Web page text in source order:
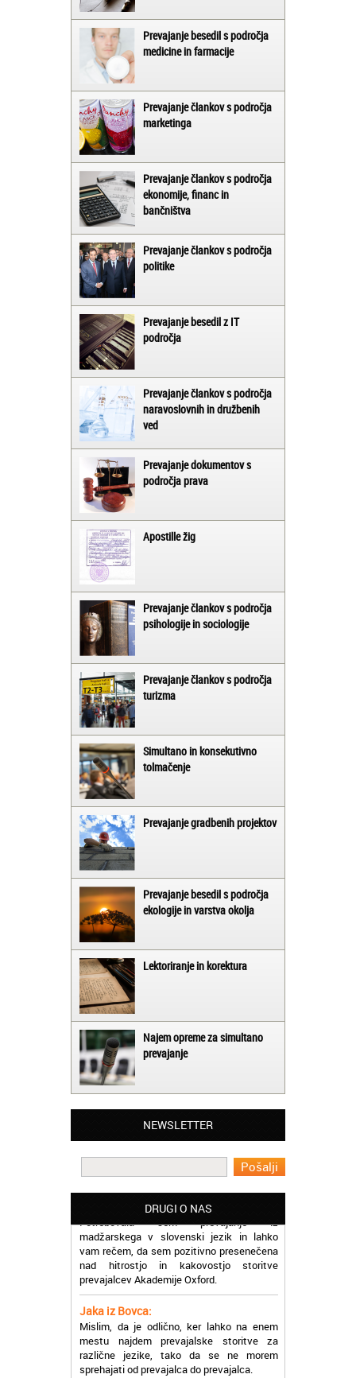
Prevajanje besedil s področja
medicine in farmacije
Prevajanje člankov s področja
marketinga
Prevajanje člankov s področja
ekonomije, financ in
bančništva
Prevajanje člankov s področja
politike
Prevajanje besedil z IT
področja
Prevajanje člankov s področja
naravoslovnih in družbenih
ved
Prevajanje dokumentov s
področja prava
Apostille žig
Prevajanje člankov s področja
psihologije in sociologije
Prevajanje člankov s področja
turizma
Simultano in konsekutivno
tolmačenje
Prevajanje gradbenih projektov
Prevajanje besedil s področja
ekologije in varstva okolja
Lektoriranje in korektura
Najem opreme za simultano
prevajanje
NEWSLETTER
DRUGI O NAS
Matjaž iz Ajdovščine:
Oxford, ker so resnično profesionalni in
prevajalske storitve opravljajo hitro in
učinkoviti.
Potrebovala sem prevajanje iz
vam rečem, da sem pozitivno presenečena
nad hitrostjo in kakovostjo storitve
prevajalcev Akademije Oxford.
Jaka iz Bovca:
Mislim, da je odlično, ker lahko na enem
mestu najdem prevajalske storitve za
različne jezike, tako da se ne morem
sprehajati od prevajalca do prevajalca.